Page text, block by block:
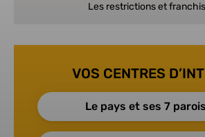
VOS CENTRES
Le pays et ses 7
Les restrictions et